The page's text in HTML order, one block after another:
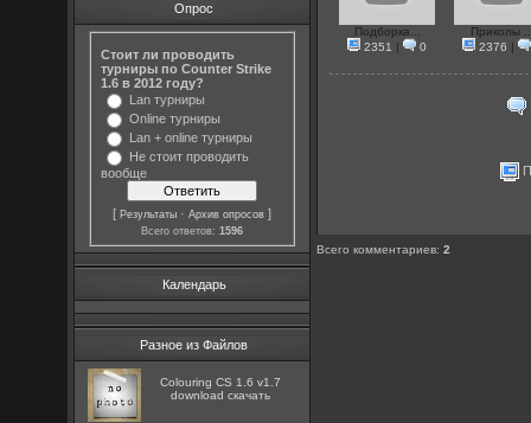
Опрос
Стоит ли проводить
турниры по Counter Strike
1.6 в 2012 году?
Lan турниры
Online турниры
Lan + online турниры
Не стоит проводить
вообще
[Результаты ·Архив опросов ]
Всего ответов:1596
Календарь
Разное из Файлов
Colouring CS 1.6 v1.7
download скачать
Подборка...
2351 | 0
Приколы
2376 |
Всего комментариев:2